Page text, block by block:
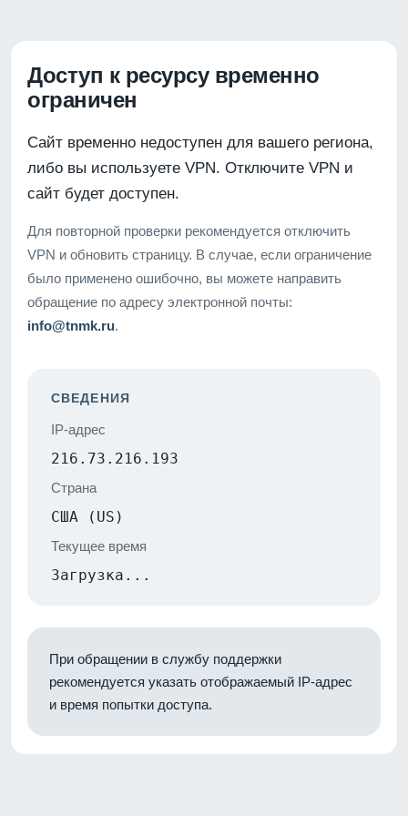
Доступ к ресурсу временно
ограничен
Сайт временно недоступен для вашего региона,
либо вы используете VPN. Отключите VPN и
сайт будет доступен.
Для повторной проверки рекомендуется отключить
VPN и обновить страницу. В случае, если ограничение
было применено ошибочно, вы можете направить
обращение по адресу электронной почты:
info@tnmk.ru.
СВЕДЕНИЯ
IP-адрес
216.73.216.193
Страна
США (US)
Текущее время
Загрузка...
При обращении в службу поддержки
рекомендуется указать отображаемый IP-адрес
и время попытки доступа.